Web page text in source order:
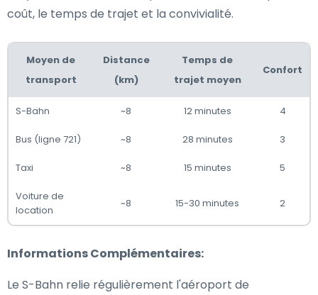
coût, le temps de trajet et la convivialité.
Moyen de
transport
Distance
(km)
Temps de
trajet moyen
Confort
S-Bahn ~8 12 minutes 4
Bus (ligne 721) ~8 28 minutes 3
Taxi ~8 15 minutes 5
Voiture de
location
~8 15-30 minutes 2
Informations Complémentaires:
Le S-Bahn relie régulièrement l'aéroport de